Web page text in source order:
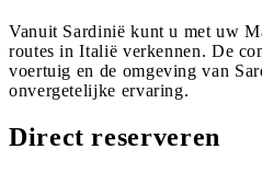
Vanuit Sardinië kunt u met uw
routes in Italië verkennen. De
voertuig en de omgeving van
onvergetelijke ervaring.
Direct reserveren